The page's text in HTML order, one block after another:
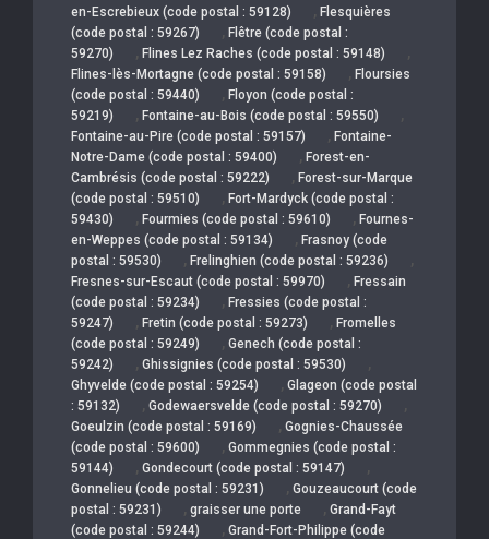
en-Escrebieux (code postal : 59128)
, Flesquières
(code postal : 59267)
, Flêtre (code postal :
59270)
, Flines Lez Raches (code postal : 59148) ,
Flines-lès-Mortagne (code postal : 59158) , Floursies
(code postal : 59440)
, Floyon (code postal :
59219)
, Fontaine-au-Bois (code postal : 59550) ,
Fontaine-au-Pire (code postal : 59157) , Fontaine-
Notre-Dame (code postal : 59400)
, Forest-en-
Cambrésis (code postal : 59222)
, Forest-sur-Marque
(code postal : 59510)
, Fort-Mardyck (code postal :
59430)
, Fourmies (code postal : 59610) , Fournes-
en-Weppes (code postal : 59134)
, Frasnoy (code
postal : 59530)
, Frelinghien (code postal : 59236) ,
Fresnes-sur-Escaut (code postal : 59970) , Fressain
(code postal : 59234)
, Fressies (code postal :
59247)
, Fretin (code postal : 59273) , Fromelles
(code postal : 59249)
, Genech (code postal :
59242)
, Ghissignies (code postal : 59530) ,
Ghyvelde (code postal : 59254) , Glageon (code postal
: 59132)
, Godewaersvelde (code postal : 59270) ,
Goeulzin (code postal : 59169) , Gognies-Chaussée
(code postal : 59600)
, Gommegnies (code postal :
59144)
, Gondecourt (code postal : 59147) ,
Gonnelieu (code postal : 59231) , Gouzeaucourt (code
postal : 59231)
, graisser une porte , Grand-Fayt
(code postal : 59244)
, Grand-Fort-Philippe (code